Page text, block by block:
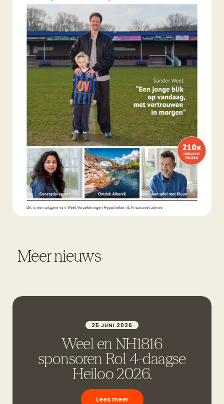
Meer nieuws
25 JUNI 2026
Weel en NH1816
sponsoren Rol 4-daagse
Heiloo 2026.
Lees meer